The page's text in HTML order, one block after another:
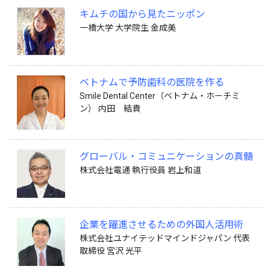
キムチの国から見たニッポン
一橋大学 大学院生 金成美
ベトナムで予防歯科の医院を作る
Smile Dental Center（ベトナム・ホーチミ
ン） 内田 結貴
グローバル・コミュニケーションの真髄
株式会社電通 執行役員 岩上和道
企業を躍進させるための外国人活用術
株式会社ユナイテッドマインドジャパン 代表
取締役 宮沢 光平